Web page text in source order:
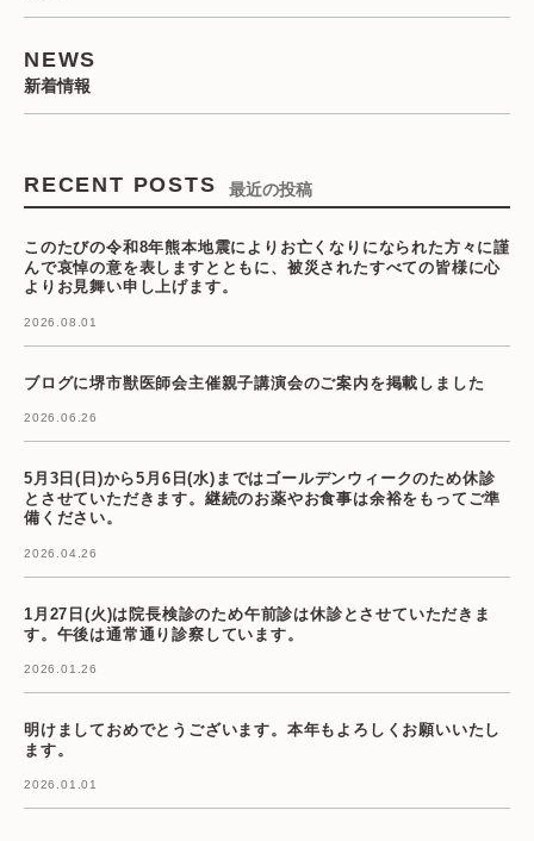
NEWS
新着情報
RECENT POSTS 最近の投稿
このたびの令和8年熊本地震によりお亡くなりになられた方々に謹
んで哀悼の意を表しますとともに、被災されたすべての皆様に心
よりお見舞い申し上げます。
2026.08.01
ブログに堺市獣医師会主催親子講演会のご案内を掲載しました
2026.06.26
5月3日(日)から5月6日(水)まではゴールデンウィークのため休診
とさせていただきます。継続のお薬やお食事は余裕をもってご準
備ください。
2026.04.26
1月27日(火)は院長検診のため午前診は休診とさせていただきま
す。午後は通常通り診察しています。
2026.01.26
明けましておめでとうございます。本年もよろしくお願いいたし
ます。
2026.01.01